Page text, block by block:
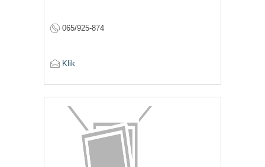
065/925-874
Klik